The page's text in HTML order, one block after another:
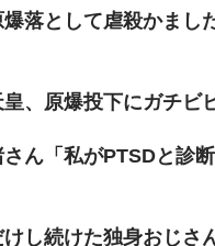
落として虐殺かまし
皇、原爆投下にガチビ
ん「私がPTSDと診
けし続けた独身おじさ